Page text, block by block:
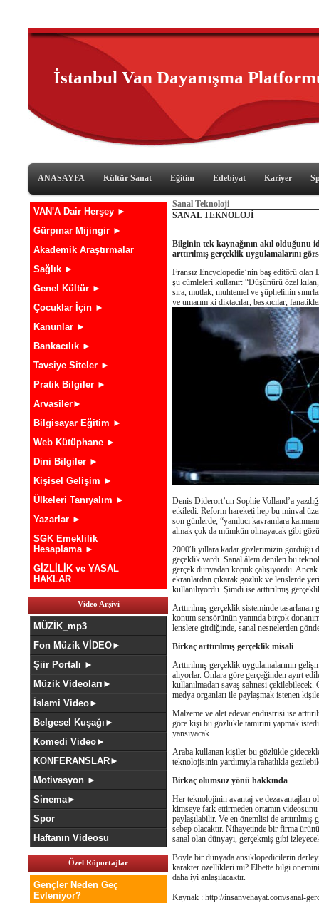
İstanbul Van Dayanışma
ANASAYFA Kültür Sanat Eğitim Edebiyat Kariyer
VAN'A Dair Herşey ►
Gürpınar Mijingir ►
Akademik Araştırmalar
Sağlık ►
Genel Kültür ►
Çocuklar İçin ►
Kanunlar ►
Bankacılık ►
Tavsiye Siteler ►
Pratik Bilgiler ►
Arvasiler►
Bilgisayar Eğitim ►
Web Kütüphane ►
Dini Bilgiler ►
Kişisel Gelişim ►
Ülkeleri Tanıyalım ►
Yazarlar ►
SGK Emeklilik
Hesaplama ►
GİZLİLİK ve YASAL
HAKLAR
Video Arşivi
MÜZİK_mp3
Fon Müzik VİDEO►
Şiir Portalı ►
Müzik Videoları►
İslami Video►
Belgesel Kuşağı►
Komedi Video►
KONFERANSLAR►
Motivasyon ►
Sinema►
Spor
Haftanın Videosu
Özel Röportajlar
Gençler Neden Geç
Evleniyor?
Sanal Teknoloji
SANAL TEKNOLOJİ
Bilginin tek kaynağının akıl olduğunu
arttırılmış gerçeklik uygulamalarını
Fransız Encyclopedie’nin baş editörü olan
şu cümleleri kullanır: “Düşünürü özel
sıra, mutlak, muhtemel ve şüphelinin
ve umarım ki diktacılar, baskıcılar,
Denis Diderort’un Sophie Volland’a
etkiledi. Reform hareketi hep bu minval
son günlerde, “yanıltıcı kavramlara
almak çok da mümkün olmayacak gibi
2000′li yıllara kadar gözlerimizin gördüğü
geçeklik vardı. Sanal âlem denilen bu
gerçek dünyadan kopuk çalışıyordu.
ekranlardan çıkarak gözlük ve lenslerde
kullanılıyordu. Şimdi ise arttırılmış
Arttırılmış gerçeklik sisteminde
konum sensörünün yanında birçok
lenslere girdiğinde, sanal nesnelerden
Birkaç arttırılmış gerçeklik misali
Arttırılmış gerçeklik uygulamalarının
alıyorlar. Onlara göre gerçeğinden ayırt
kullanılmadan savaş sahnesi
medya organları ile paylaşmak istenen
Malzeme ve alet edevat endüstrisi ise
göre kişi bu gözlükle tamirini yapmak
yansıyacak.
Araba kullanan kişiler bu gözlükle
teknolojisinin yardımıyla rahatlıkla
Birkaç olumsuz yönü hakkında
Her teknolojinin avantaj ve dezavantajları
kimseye fark ettirmeden ortamın
paylaşılabilir. Ve en önemlisi de arttırılmış
sebep olacaktır. Nihayetinde bir firma
sanal olan dünyayı, gerçekmiş gibi
Böyle bir dünyada ansiklopedicilerin
karakter özellikleri mi? Elbette bilgi
daha iyi anlaşılacaktır.
Kaynak : http://insanvehayat.com/sanal-